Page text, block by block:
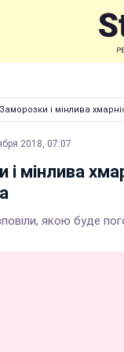
Заморозки і мінлива
2018, 07:07
і мінлива
якою буде